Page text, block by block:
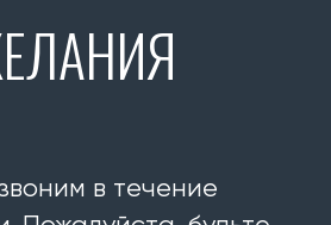
в течение